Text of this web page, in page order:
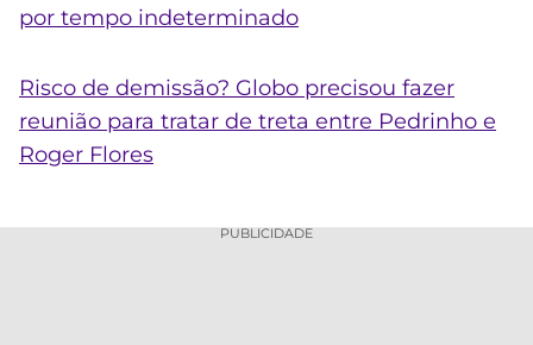
por tempo indeterminado
Risco de demissão? Globo precisou fazer
reunião para tratar de treta entre Pedrinho e
Roger Flores
PUBLICIDADE